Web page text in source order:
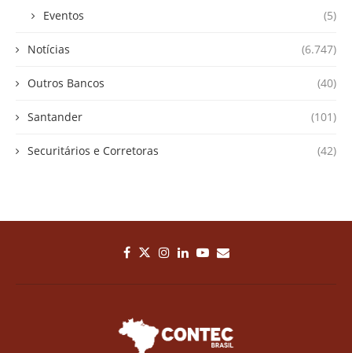
Eventos (5)
Notícias (6.747)
Outros Bancos (40)
Santander (101)
Securitários e Corretoras (42)